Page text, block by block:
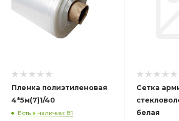
Пленка полиэтиленовая
4*5м(7)1/40
Есть в наличии: 81
Сетка
белая